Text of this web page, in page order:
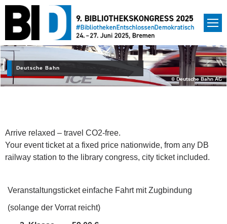
Deutsche Bahn
© Deutsche Bahn AG
Arrive relaxed – travel CO2-free.
Your event ticket at a fixed price nationwide, from any DB
railway station to the library congress, city ticket included.
Veranstaltungsticket einfache Fahrt mit Zugbindung
(solange der Vorrat reicht)